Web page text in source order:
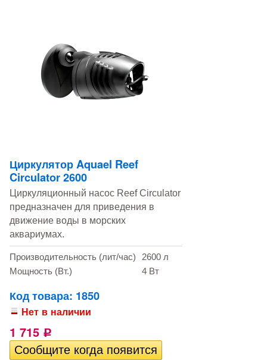
Циркулятор Aquael Reef
Circulator 2600
​Циркуляционный насос Reef Circulator
предназначен для приведения в
движение воды в морских
аквариумах.
Производительность (лит/час)
2600 л
Мощность (Вт.)
4 Вт
Код товара: 1850
Нет в наличии
1 715 Р